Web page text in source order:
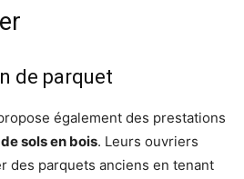
de parquet
également des prestations
sols en bois. Leurs ouvriers
des parquets anciens en tenant